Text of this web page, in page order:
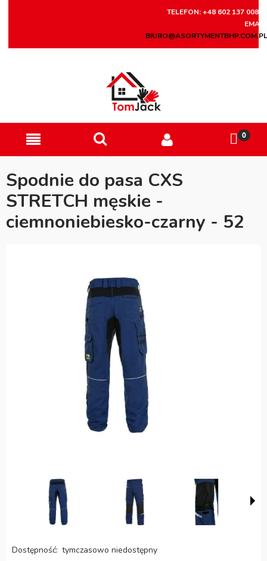
TELEFON: +48 602 137 008
EMAIL:
BIURO@ASORTYMENTBHP.COM.PL
Spodnie do pasa CXS
STRETCH męskie -
ciemnoniebiesko-czarny - 52
Dostępność: tymczasowo niedostępny